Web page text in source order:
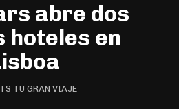
abre dos
hoteles en
TU GRAN VIAJE